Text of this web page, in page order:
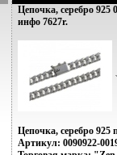
Цепочка, серебро 925
инфо 7627r.
Цепочка, серебро
Артикул: 0090922-